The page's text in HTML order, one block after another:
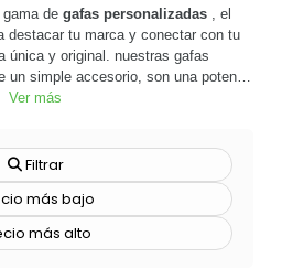
de gafas personalizadas, el
destacar tu marca y conectar con tu
única y original. nuestras gafas
simple accesorio, son una potente
que te permitirá aumentar la
y un confort inigualable.
avanzadas técnicas de
tu logo o mensaje de manera
para un evento corporativo, una
para obsequiar a tus clientes,
Ver más
Filtrar
más bajo
más alto